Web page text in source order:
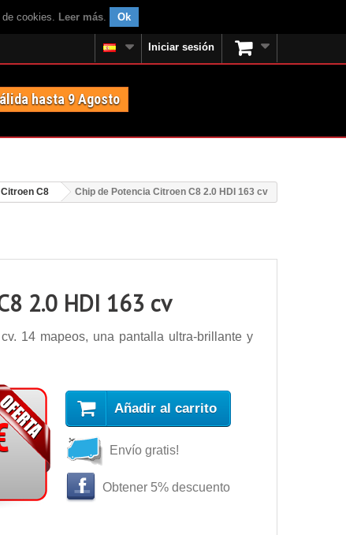
cookies. Leer más. Ok
Iniciar sesión
hasta 9 Agosto
Citroen C8 Chip de Potencia Citroen C8 2.0 HDI 163 cv
2.0 HDI 163 cv
14 mapeos, una pantalla ultra-brillante y
Añadir al carrito
Envío gratis!
Obtener 5% descuento